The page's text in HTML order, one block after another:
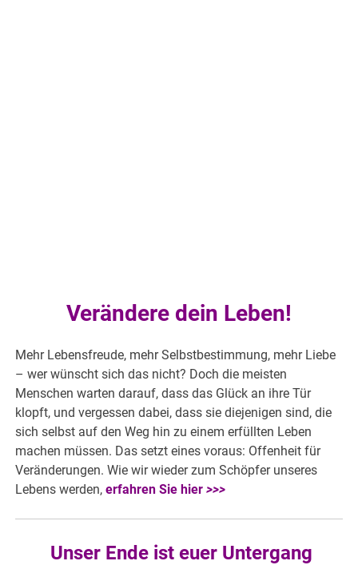
Verändere dein Leben!
Mehr Lebensfreude, mehr Selbstbestimmung, mehr Liebe
– wer wünscht sich das nicht? Doch die meisten
Menschen warten darauf, dass das Glück an ihre Tür
klopft, und vergessen dabei, dass sie diejenigen sind, die
sich selbst auf den Weg hin zu einem erfüllten Leben
machen müssen. Das setzt eines voraus: Offenheit für
Veränderungen. Wie wir wieder zum Schöpfer unseres
Lebens werden, erfahren Sie hier>>>
Unser Ende ist euer Untergang